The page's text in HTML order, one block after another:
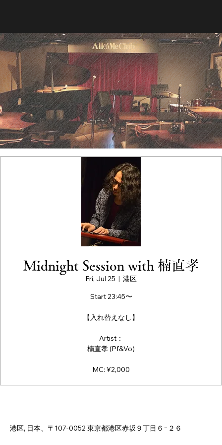
Midnight Session with 楠直孝
Fri, Jul 25
  |
港区
Start 23:45〜
【入れ替えなし】
Artist：
楠直孝 (Pf&Vo)
MC: ¥2,000
港区, 日本、〒107-0052 東京都港区赤坂９丁目６−２６